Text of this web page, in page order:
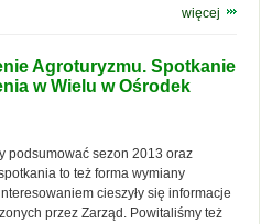
więcej
Agroturyzmu. Spotkanie
w Wielu w Ośrodek
podsumować sezon 2013 oraz
to też forma wymiany
cieszyły się informacje
przez Zarząd. Powitaliśmy też